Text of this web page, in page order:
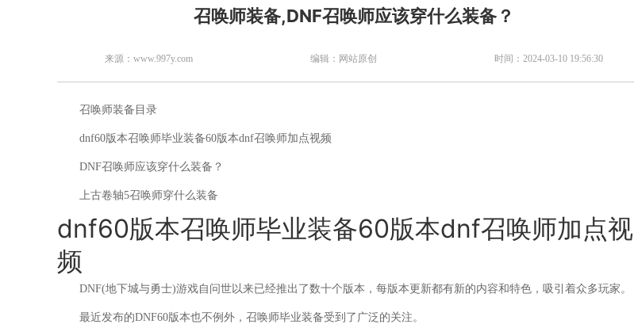
​召唤师装备,DNF召唤师应该穿什么装备？
来源：www.997y.com 编辑：网站原创 时间：2024-03-10 19:56:30
召唤师装备目录
dnf60版本召唤师毕业装备60版本dnf召唤师加点视频
DNF召唤师应该穿什么装备？
上古卷轴5召唤师穿什么装备
dnf60版本召唤师毕业装备60版本dnf召唤师加点视
频
DNF(地下城与勇士)游戏自问世以来已经推出了数十个版本，每版本更新都有新的内容和特色，吸引着众多玩家。
最近发布的DNF60版本也不例外，召唤师毕业装备受到了广泛的关注。